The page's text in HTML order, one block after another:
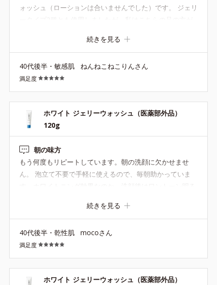
ォッシュ（ローションは合いませんでした）です。 ジェリ
ータイプ2種とも使用しましたが、私はこちらの品の方が
し、個人的にはすすぎ回数も適度で、快適に使えているの
続きを見る
40代後半・敏感肌 ねんねこねこりんさん
満足度
ホワイト ジェリーウォッシュ（医薬部外品）
120g
朝の味方
もう何度もリピートしています。朝の洗顔に欠かせませ
ん。 泡立て不要で手軽に使えるので、毎朝助かっていま
指せる点も気に入っています。
続きを見る
40代後半・乾性肌 mocoさん
満足度
ホワイト ジェリーウォッシュ（医薬部外品）